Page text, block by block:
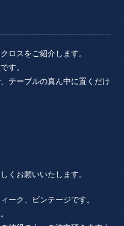
ロスをご紹介します。
す。
テーブルの真ん中に置くだけ
くお願いいたします。
ーク、ビンテージです。